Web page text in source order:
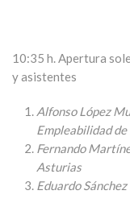
10:35 h. Apertura
y asistentes
Alfonso López
Empleabilidad
Fernando
Asturias
Eduardo